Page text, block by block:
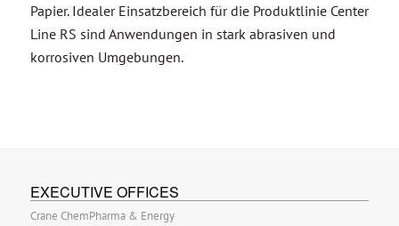
Papier. Idealer Einsatzbereich für die Produktlinie Center
Line RS sind Anwendungen in stark abrasiven und
korrosiven Umgebungen.
EXECUTIVE OFFICES
Crane ChemPharma & Energy